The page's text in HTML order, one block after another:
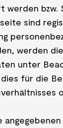
werden
sind
werden
unter
für die